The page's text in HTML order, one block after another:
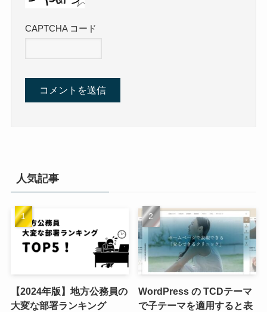
CAPTCHA コード
人気記事
【2024年版】地方公務員の
大変な部署ランキング
WordPress の TCDテーマ
で子テーマを適用すると表